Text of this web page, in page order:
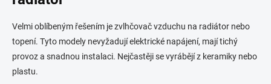
Velmi oblíbeným řešením je zvlhčovač vzduchu na radiátor nebo
topení. Tyto modely nevyžadují elektrické napájení, mají tichý
provoz a snadnou instalaci. Nejčastěji se vyrábějí z keramiky nebo
plastu.